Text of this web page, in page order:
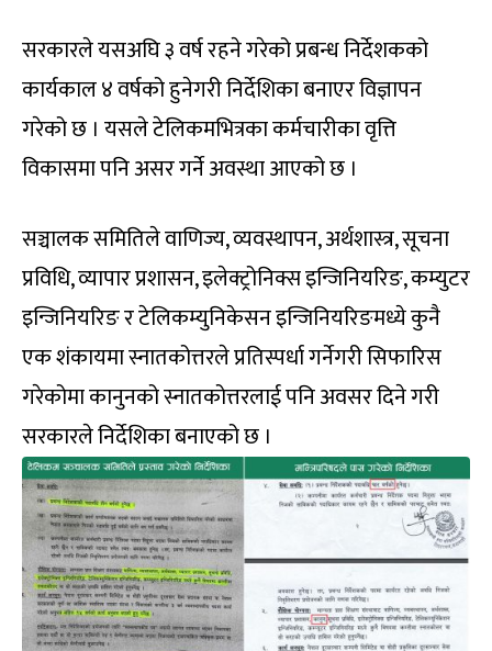
सरकारले यसअघि ३ वर्ष रहने गरेको प्रबन्ध निर्देशकको
कार्यकाल ४ वर्षको हुनेगरी निर्देशिका बनाएर विज्ञापन
गरेको छ । यसले टेलिकमभित्रका कर्मचारीका वृत्ति
विकासमा पनि असर गर्ने अवस्था आएको छ ।
सञ्चालक समितिले वाणिज्य, व्यवस्थापन, अर्थशास्त्र, सूचना
प्रविधि, व्यापार प्रशासन, इलेक्ट्रोनिक्स इन्जिनियरिङ, कम्युटर
इन्जिनियरिङ र टेलिकम्युनिकेसन इन्जिनियरिङमध्ये कुनै
एक शंकायमा स्नातकोत्तरले प्रतिस्पर्धा गर्नेगरी सिफारिस
गरेकोमा कानुनको स्नातकोत्तरलाई पनि अवसर दिने गरी
सरकारले निर्देशिका बनाएको छ ।